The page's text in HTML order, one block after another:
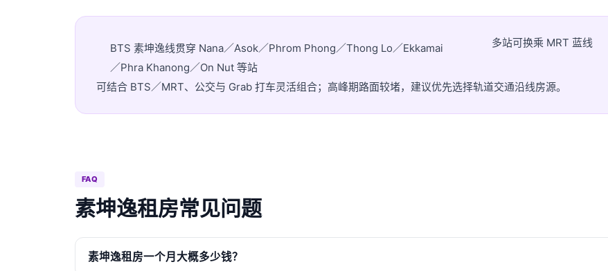
BTS 素坤逸线贯穿 Nana／Asok／Phrom Phong／Thong Lo／Ekkamai
／Phra Khanong／On Nut 等站
多站可换乘 MRT 蓝线
可结合 BTS／MRT、公交与 Grab 打车灵活组合；高峰期路面较堵，建议优先选择轨道交通沿线房源。
FAQ
素坤逸租房常见问题
素坤逸租房一个月大概多少钱？